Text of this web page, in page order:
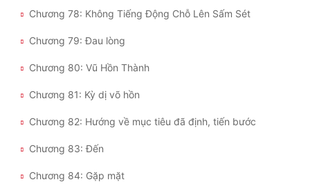
Chương 78: Không Tiếng Động Chỗ Lên Sấm Sét
Chương 79: Đau lòng
Chương 80: Vũ Hồn Thành
Chương 81: Kỳ dị võ hồn
Chương 82: Hướng về mục tiêu đã định, tiến bước
Chương 83: Đến
Chương 84: Gặp mặt